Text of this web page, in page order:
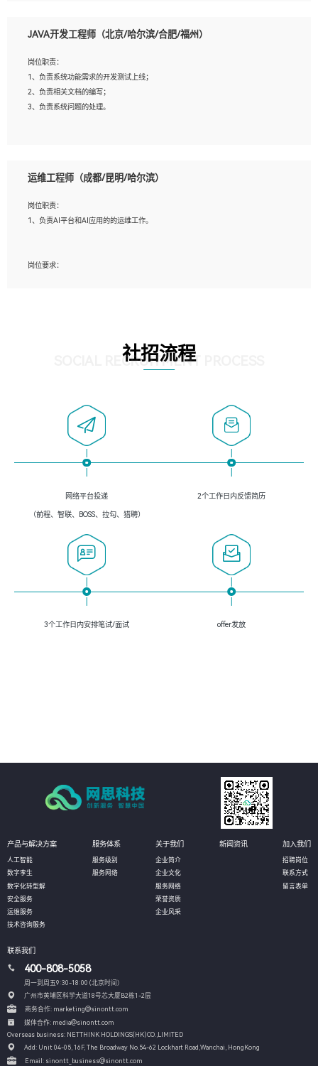
岗位要求：
2、精通linux命令。
3、熟悉oracle、mysql 数据库。
4、善于沟通，具有良好的团队合作精神和协作能力。
5、必须有实际的生产环境系统维护经验。
JAVA开发工程师（北京/哈尔滨/合肥/福州）
岗位职责：
1、负责系统功能需求的开发测试上线；
2、负责相关文档的编写；
3、负责系统问题的处理。
2、熟悉linux命令；
4、熟练使用oracle、mysql进行开发；
5、熟悉流程开发如使用activiti；
运维工程师（成都/昆明/哈尔滨）
岗位职责：
1、负责AI平台和AI应用的的运维工作。
岗位要求：
4、掌握DevOps思想、方法和流程。Jenkins工具使用；
5、掌握常见中间件配置与优化，如mysql、nginx等；
社招流程
SOCIAL RECRUITMENT PROCESS
网络平台投递
（前程、智联、BOSS、拉勾、猎聘）
2个工作日内反馈简历
3个工作日内安排笔试/面试 offer发放
产品与解决方案
人工智能
数字孪生
数字化转型解
安全服务
运维服务
技术咨询服务
服务体系
服务级别
服务网络
关于我们
企业简介
企业文化
服务网络
荣誉资质
企业风采
新闻资讯 加入我们
招聘岗位
联系方式
留言表单
联系我们
400-808-5058
周一到周五9:30-18:00 (北京时间）
广州市黄埔区科学大道18号芯大厦B2栋1-2层
商务合作: marketing@sinontt.com
媒体合作: media@sinontt.com
Overseas business: NETTHINK HOLDINGS(HK)CO.,LIMITED
Add: Unit 04-05, 16F, The Broadway No.54-62 Lockhart Road, Wanchai, HongKong
Email: sinontt_business@sinontt.com